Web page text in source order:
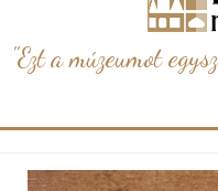
"Ezt a múzeumot